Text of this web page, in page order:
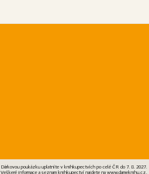
Dárkovou poukázku uplatníte v knihkupectvích po celé ČR do 7. 8. 2027.
Veškeré informace a seznam knihkupectví najdete na www.dameknihu.cz.